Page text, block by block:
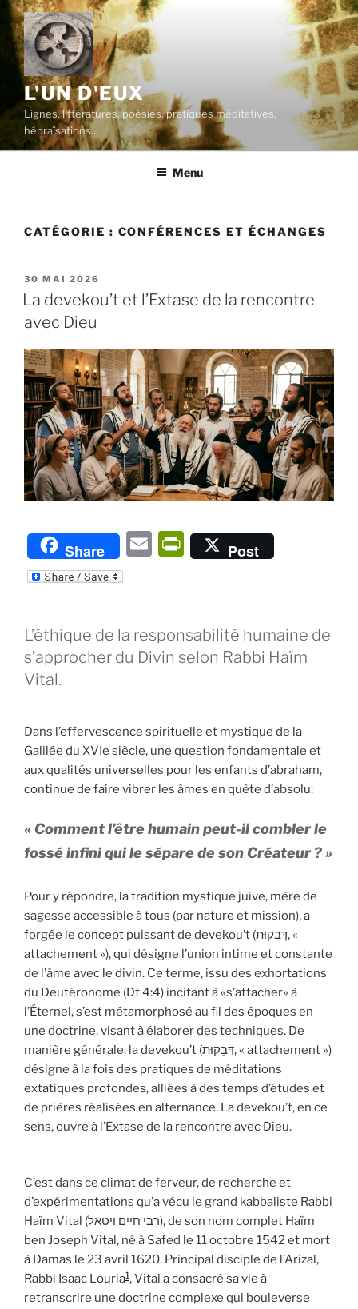
Aller
au
contenu
principal
L'UN D'EUX
Lignes, littératures, poésies, pratiques méditatives,
hébraïsations…
Menu
CATÉGORIE : CONFÉRENCES ET ÉCHANGES
PUBLIÉ
LE
30 MAI 2026
La devekou’t et l’Extase de la rencontre
avec Dieu
Share
E
P
ri
Fr
ie
n
y
Post
L’éthique de la responsabilité humaine de
s’approcher du Divin selon Rabbi Haïm
Vital.
Dans l’effervescence spirituelle et mystique de la
Galilée du XVIe siècle, une question fondamentale et
aux qualités universelles pour les enfants d’abraham,
continue de faire vibrer les âmes en quête d’absolu:
« Comment l’être humain peut-il combler le
fossé infini qui le sépare de son Créateur ? »
Pour y répondre, la tradition mystique juive, mère de
sagesse accessible à tous (par nature et mission), a
forgée le concept puissant de devekou’t (דְּבֵקוּת, «
attachement »), qui désigne l’union intime et constante
de l’âme avec le divin. Ce terme, issu des exhortations
du Deutéronome (Dt 4:4) incitant à «s’attacher» à
l’Éternel, s’est métamorphosé au fil des époques en
une doctrine, visant à élaborer des techniques. De
manière générale, la devekou’t (דְּבֵקוּת, « attachement »)
désigne à la fois des pratiques de méditations
extatiques profondes, alliées à des temps d’études et
de prières réalisées en alternance. La devekou’t, en ce
sens, ouvre à l’Extase de la rencontre avec Dieu.
C’est dans ce climat de ferveur, de recherche et
d’expérimentations qu’a vécu le grand kabbaliste Rabbi
Haïm Vital (רבי חיים ויטאל), de son nom complet Haïm
ben Joseph Vital, né à Safed le 11 octobre 1542 et mort
à Damas le 23 avril 1620. Principal disciple de l’Arizal,
Rabbi Isaac Louria1, Vital a consacré sa vie à
retranscrire une doctrine complexe qui bouleverse